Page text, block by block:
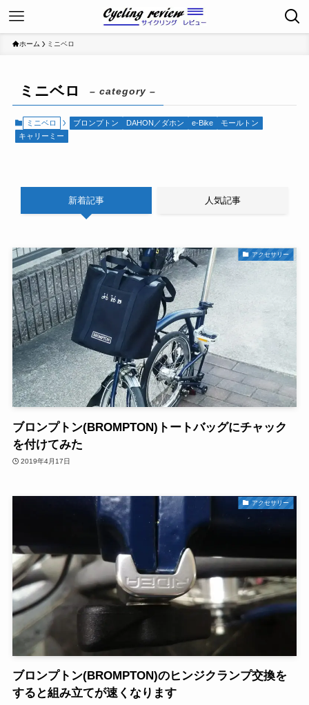
ホーム ミニベロ
ミニベロ – category –
ミニベロ ブロンプトン DAHON／ダホン e-Bike
モールトン
キャリーミー
新着記事 人気記事
アクセサリー
ブロンプトン(BROMPTON)トートバッグにチャック
を付けてみた
2019年4月17日
アクセサリー
ブロンプトン(BROMPTON)のヒンジクランプ交換を
すると組み立てが速くなります